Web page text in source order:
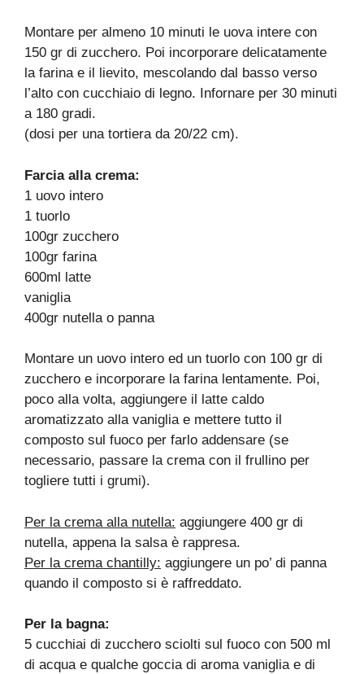
Montare per almeno 10 minuti le uova intere con
150 gr di zucchero. Poi incorporare delicatamente
la farina e il lievito, mescolando dal basso verso
l’alto con cucchiaio di legno. Infornare per 30 minuti
a 180 gradi.
(dosi per una tortiera da 20/22 cm).
Farcia alla crema:
1 uovo intero
1 tuorlo
100gr zucchero
100gr farina
600ml latte
vaniglia
400gr nutella o panna
Montare un uovo intero ed un tuorlo con 100 gr di
zucchero e incorporare la farina lentamente. Poi,
poco alla volta, aggiungere il latte caldo
aromatizzato alla vaniglia e mettere tutto il
composto sul fuoco per farlo addensare (se
necessario, passare la crema con il frullino per
togliere tutti i grumi).
Per la crema alla nutella: aggiungere 400 gr di
nutella, appena la salsa è rappresa.
Per la crema chantilly: aggiungere un po’ di panna
quando il composto si è raffreddato.
Per la bagna:
5 cucchiai di zucchero sciolti sul fuoco con 500 ml
di acqua e qualche goccia di aroma vaniglia e di